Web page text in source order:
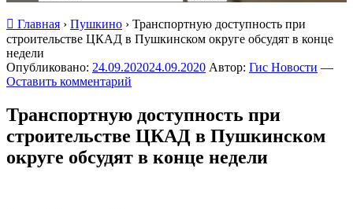
Главная › Пушкино › Транспортную доступность при
строительстве ЦКАД в Пушкинском округе обсудят в конце
недели
Опубликовано: 24.09.202024.09.2020 Автор: Гис Новости —
Оставить комментарий
Транспортную доступность при
строительстве ЦКАД в Пушкинском
округе обсудят в конце недели